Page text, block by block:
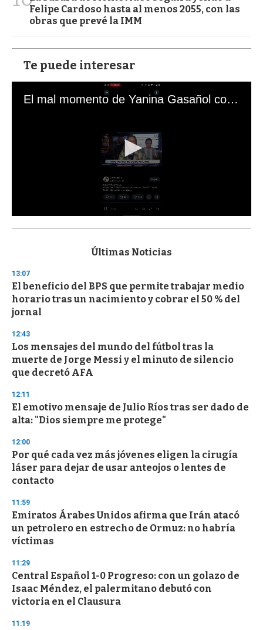
Felipe Cardoso hasta al menos 2055, con las
obras que prevé la IMM
Te puede interesar
El mal momento de Yanina Gasañol con un hincha argentino en "Subrayado"
s
d
s
o
f
3
s
e
c
o
n
d
Últimas Noticias
13:07
El beneficio del BPS que permite trabajar medio
horario tras un nacimiento y cobrar el 50 % del
jornal
12:43
Los mensajes del mundo del fútbol tras la
muerte de Jorge Messi y el minuto de silencio
que decretó AFA
12:11
El emotivo mensaje de Julio Ríos tras ser dado de
alta: "Dios siempre me protege"
12:00
Por qué cada vez más jóvenes eligen la cirugía
láser para dejar de usar anteojos o lentes de
contacto
11:59
Emiratos Árabes Unidos afirma que Irán atacó
un petrolero en estrecho de Ormuz: no habría
víctimas
11:29
Central Español 1-0 Progreso: con un golazo de
Isaac Méndez, el palermitano debutó con
victoria en el Clausura
11:19